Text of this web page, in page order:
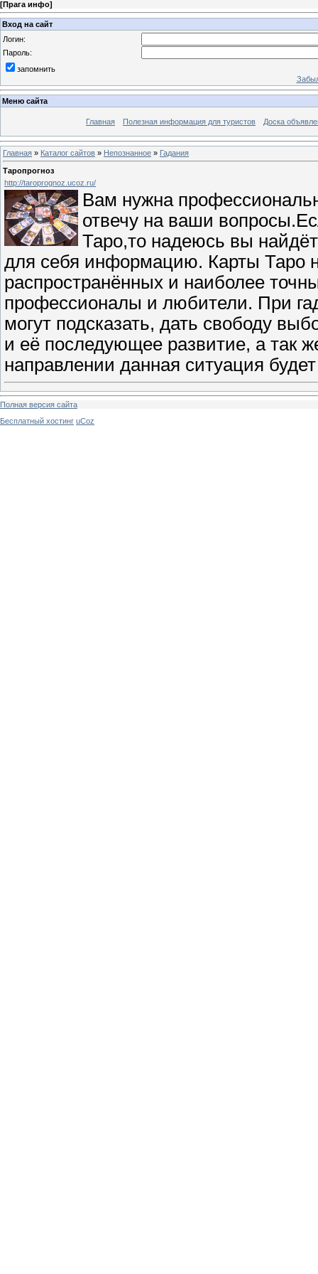
[Прага инфо]
Вход на сайт
Логин:
Пароль:
запомнить
Меню сайта
Главная Полезная информация для туристов Доска
Главная » Каталог сайтов » Непознанное » Гадания
Таропрогноз
http://taroprognoz.ucoz.ru/
Вам нужна
отвечу на ваши
Таро,то надеюсь вы
для себя информацию. Карты Таро
распространённых и наиболее
профессионалы и любители. При
могут подсказать, дать свободу
и её последующее развитие, а так
направлении данная ситуация
Полная версия сайта
Бесплатный хостинг uCoz